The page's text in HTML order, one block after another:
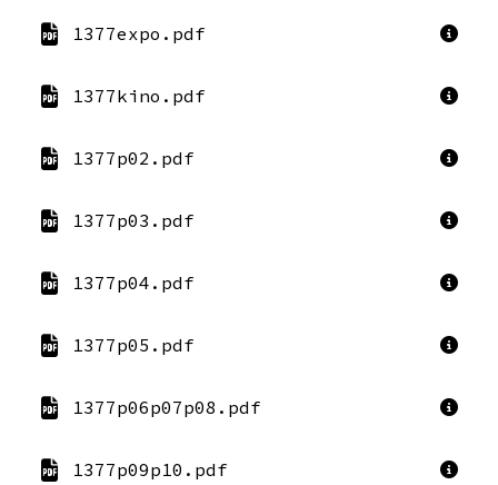
1377expo.pdf
1377kino.pdf
1377p02.pdf
1377p03.pdf
1377p04.pdf
1377p05.pdf
1377p06p07p08.pdf
1377p09p10.pdf